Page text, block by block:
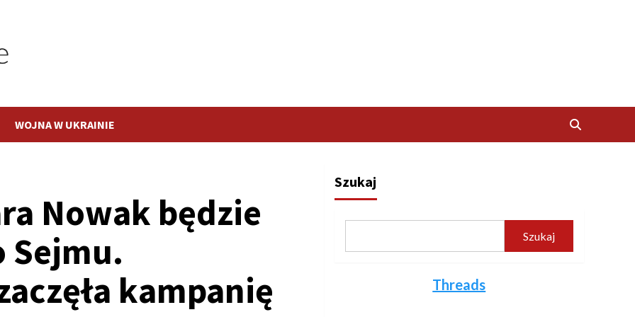
WOJNA W UKRAINIE
Nowak będzie
Sejmu.
kampanię
Szukaj
Szukaj
Threads